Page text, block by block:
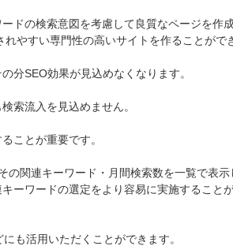
ドの検索意図を考慮して良質なページを作
やすい専門性の高いサイトを作ることがで
分SEO効果が見込めなくなります。
索流入を見込めません。
ことが重要です。
の関連キーワード・月間検索数を一覧で表示
ーワードの選定をより容易に実施すること
も活用いただくことができます。